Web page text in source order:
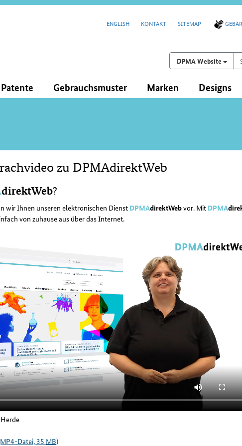
ENGLISH KONTAKT SITEMAP
Suchen auf
DPMA Website
Patente Gebrauchsmuster Marken Designs
zu DPMAdirektWeb
direktWeb?
wir Ihnen unseren elektronischen Dienst DPMAdirektWebvor. Mit DPMA
von zuhause aus über das Internet.
Datei, 35 MB)